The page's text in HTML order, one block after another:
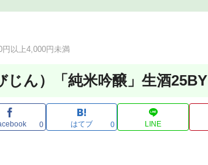
円以上4,000円未満
じん）「純米吟醸」生酒25BY
0 はてブ 0 LINE